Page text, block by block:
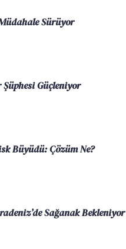
Sürüyor
Güçleniyor
Büyüdü: Çözüm Ne?
Sağanak Bekleniyor